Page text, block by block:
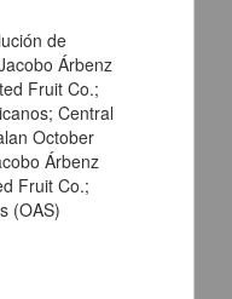
de
Árbenz
Fruit Co.;
Central
October
Árbenz
Fruit Co.;
(OAS)